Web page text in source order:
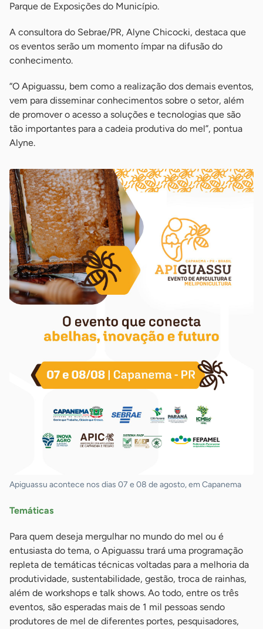
Parque de Exposições do Município.
A consultora do Sebrae/PR, Alyne Chicocki, destaca que
os eventos serão um momento ímpar na difusão do
conhecimento.
“O Apiguassu, bem como a realização dos demais eventos,
vem para disseminar conhecimentos sobre o setor, além
de promover o acesso a soluções e tecnologias que são
tão importantes para a cadeia produtiva do mel”, pontua
Alyne.
Apiguassu acontece nos dias 07 e 08 de agosto, em Capanema
Temáticas
Para quem deseja mergulhar no mundo do mel ou é
entusiasta do tema, o Apiguassu trará uma programação
repleta de temáticas técnicas voltadas para a melhoria da
produtividade, sustentabilidade, gestão, troca de rainhas,
além de workshops e talk shows. Ao todo, entre os três
eventos, são esperadas mais de 1 mil pessoas sendo
produtores de mel de diferentes portes, pesquisadores,